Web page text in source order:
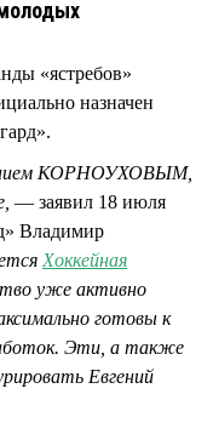
«ястребов»
назначен
КОРНОУХОВЫМ,
— заявил 18 июля
Владимир
Хоккейная
уже активно
готовы к
Эти, а также
Евгений